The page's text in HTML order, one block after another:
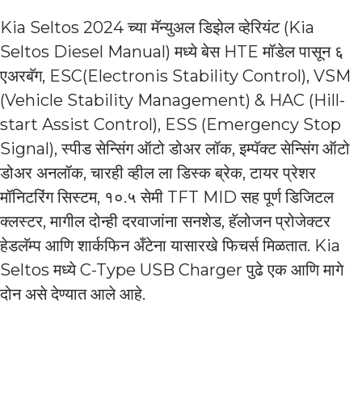
Kia Seltos 2024 च्या मॅन्युअल डिझेल व्हेरियंट (Kia
Seltos Diesel Manual) मध्ये बेस HTE मॉडेल पासून ६
एअरबॅग, ESC(Electronis Stability Control), VSM
(Vehicle Stability Management) & HAC (Hill-
start Assist Control), ESS (Emergency Stop
Signal), स्पीड सेन्सिंग ऑटो डोअर लॉक, इम्पॅक्ट सेन्सिंग ऑटो
डोअर अनलॉक, चारही व्हील ला डिस्क ब्रेक, टायर प्रेशर
मॉनिटरिंग सिस्टम, १०.५ सेमी TFT MID सह पूर्ण डिजिटल
क्लस्टर, मागील दोन्ही दरवाजांना सनशेड, हॅलोजन प्रोजेक्टर
हेडलॅम्प आणि शार्कफिन अँटेना यासारखे फिचर्स मिळतात. Kia
Seltos मध्ये C-Type USB Charger पुढे एक आणि मागे
दोन असे देण्यात आले आहे.